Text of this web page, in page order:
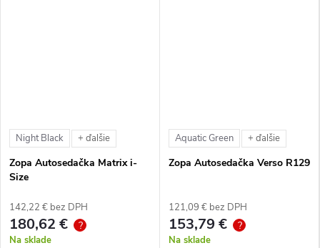
Night Black + ďalšie
Zopa Autosedačka Matrix i-
Size
142,22 € bez DPH
180,62 € ?
Na sklade
Aquatic Green + ďalšie
Zopa Autosedačka Verso R129
121,09 € bez DPH
153,79 € ?
Na sklade